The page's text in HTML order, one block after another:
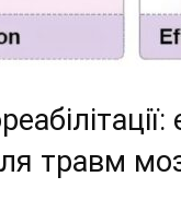
травм